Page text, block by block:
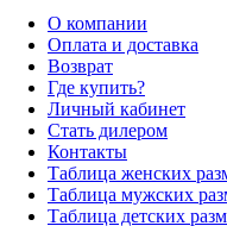
О компании
Оплата и доставка
Возврат
Где купить?
Личный кабинет
Стать дилером
Контакты
Таблица женских
Таблица мужских
Таблица детских